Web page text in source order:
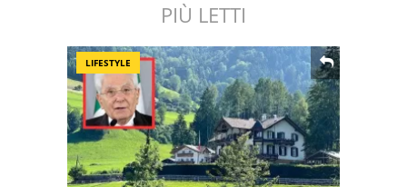
PIÙ LETTI
LIFESTYLE